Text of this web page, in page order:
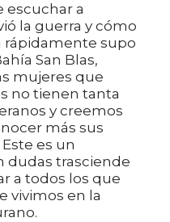
escuchar a
la guerra y cómo
rápidamente supo
San Blas,
mujeres que
no tienen tanta
y creemos
más sus
es un
dudas trasciende
a todos los que
vivimos en la